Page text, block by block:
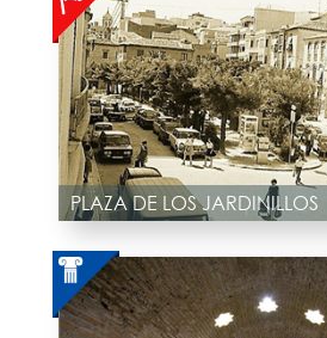
PLAZA DE LOS JARDINILLOS